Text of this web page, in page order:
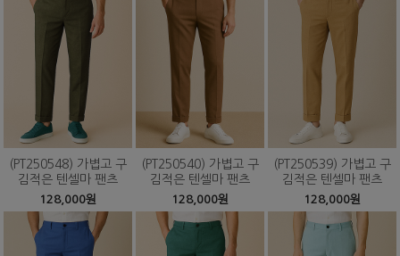
(PT250548) 가볍고 구
김적은 텐셀마 팬츠
128,000원
(PT250540) 가볍고 구
김적은 텐셀마 팬츠
128,000원
(PT250539) 가볍고 구
김적은 텐셀마 팬츠
128,000원